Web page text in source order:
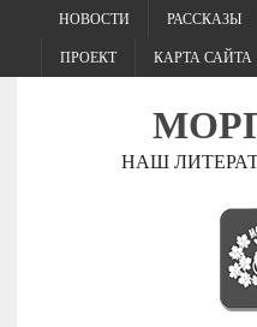
НОВОСТИ РАССКАЗЫ
ПРОЕКТ КАРТА САЙТА
НАШ